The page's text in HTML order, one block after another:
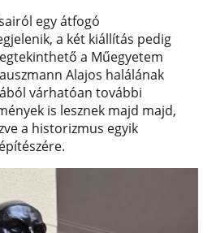
egy átfogó
a két kiállítás pedig
a Műegyetem
Alajos halálának
várhatóan további
is lesznek majd majd,
a historizmus egyik